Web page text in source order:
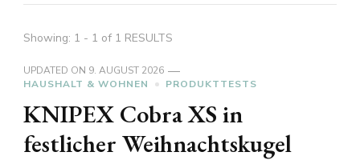
Showing: 1 - 1 of 1 RESULTS
UPDATED ON 9. AUGUST 2026
HAUSHALT & WOHNEN
PRODUKTTESTS
KNIPEX Cobra XS in
festlicher Weihnachtskugel